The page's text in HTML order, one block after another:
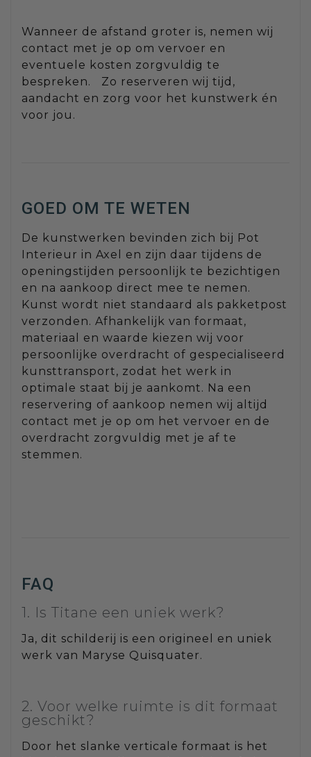
Wanneer de afstand groter is, nemen wij
contact met je op om vervoer en
eventuele kosten zorgvuldig te
bespreken. Zo reserveren wij tijd,
aandacht en zorg voor het kunstwerk én
voor jou.
GOED OM TE WETEN
De kunstwerken bevinden zich bij Pot
Interieur in Axel en zijn daar tijdens de
openingstijden persoonlijk te bezichtigen
en na aankoop direct mee te nemen.
Kunst wordt niet standaard als pakketpost
verzonden. Afhankelijk van formaat,
materiaal en waarde kiezen wij voor
persoonlijke overdracht of gespecialiseerd
kunsttransport, zodat het werk in
optimale staat bij je aankomt. Na een
reservering of aankoop nemen wij altijd
contact met je op om het vervoer en de
overdracht zorgvuldig met je af te
stemmen.
FAQ
1. Is Titane een uniek werk?
Ja, dit schilderij is een origineel en uniek
werk van Maryse Quisquater.
2. Voor welke ruimte is dit formaat
geschikt?
Door het slanke verticale formaat is het